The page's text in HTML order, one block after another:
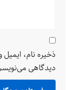
ذخیره نام،
دیدگاهی